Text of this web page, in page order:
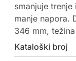
smanjuje
manje napora.
346 mm,
Kataloški broj